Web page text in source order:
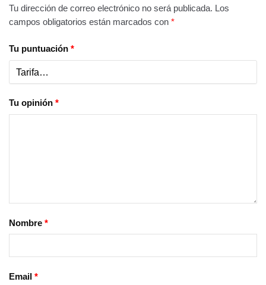
Tu dirección de correo electrónico no será publicada. Los
campos obligatorios están marcados con *
Tu puntuación *
Tu opinión *
Nombre *
Email *